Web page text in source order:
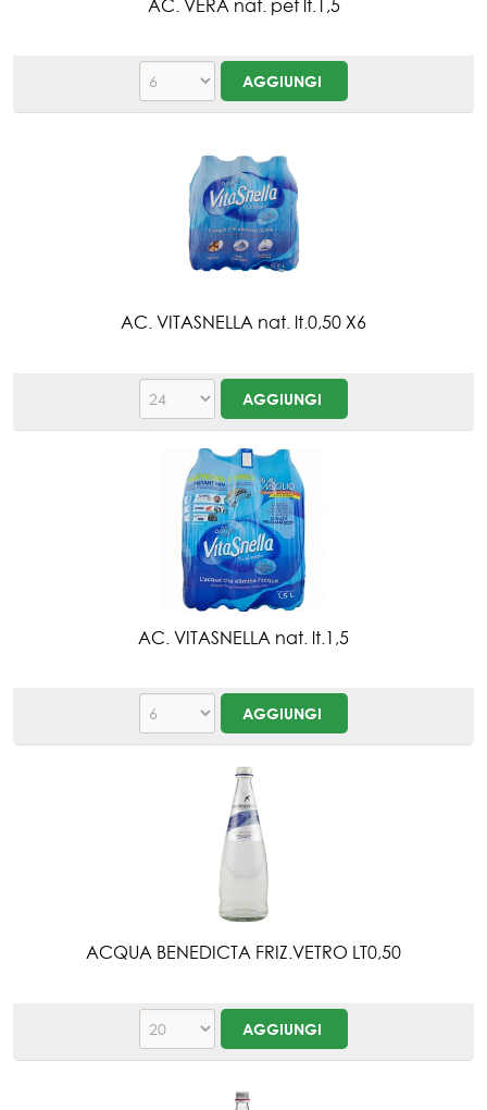
AC. VERA nat. pet lt.1,5
AC. VITASNELLA nat. lt.0,50 X6
AC. VITASNELLA nat. lt.1,5
ACQUA BENEDICTA FRIZ.VETRO LT0,50